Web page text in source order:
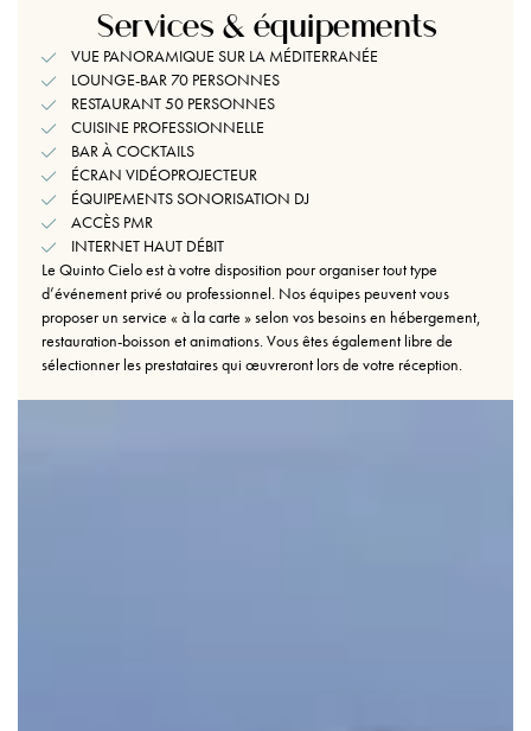
Services & équipements
VUE PANORAMIQUE SUR LA MÉDITERRANÉE
LOUNGE-BAR 70 PERSONNES
RESTAURANT 50 PERSONNES
CUISINE PROFESSIONNELLE
BAR À COCKTAILS
ÉCRAN VIDÉOPROJECTEUR
ÉQUIPEMENTS SONORISATION DJ
ACCÈS PMR
INTERNET HAUT DÉBIT
Le Quinto Cielo est à votre disposition pour organiser tout type
d’événement privé ou professionnel. Nos équipes peuvent vous
proposer un service « à la carte » selon vos besoins en hébergement,
restauration-boisson et animations. Vous êtes également libre de
sélectionner les prestataires qui œuvreront lors de votre réception.